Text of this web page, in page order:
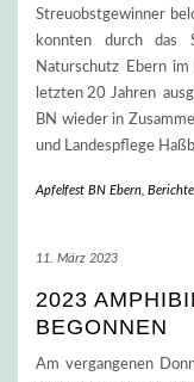
Streuobstgewinner
konnten durch das
Naturschutz Ebern
letzten 20 Jahren
BN wieder in
und Landespflege
Apfelfest BN Ebern Berichte
11. März 2023
2023
BEGONNEN
Am vergangenen